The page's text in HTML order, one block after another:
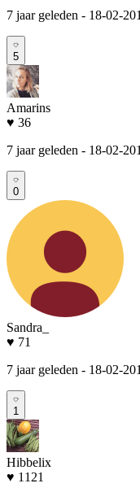
7 jaar geleden - 18-02-
5
Amarins
♥ 36
7 jaar geleden - 18-02-
0
Sandra_
♥ 71
7 jaar geleden - 18-02-
1
Hibbelix
♥ 1121